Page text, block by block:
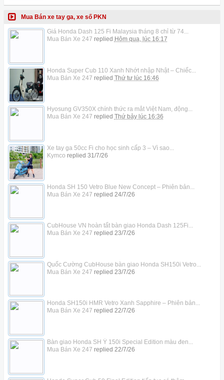
Mua Bán xe tay ga, xe số PKN
Giá Honda Dash 125 Fi Malaysia tháng 8 chỉ từ 74...
Mua Bán Xe 247 replied Hôm qua, lúc 16:17
Honda Super Cub 110 Xanh Nhớt nhập Nhật – Chiếc...
Mua Bán Xe 247 replied Thứ tư lúc 16:46
Hyosung GV350X chính thức ra mắt Việt Nam, động...
Mua Bán Xe 247 replied Thứ bảy lúc 16:36
Xe tay ga 50cc Fi cho học sinh cấp 3 – Vì sao...
Kymco replied 31/7/26
Honda SH 150 Vetro Blue New Concept – Phiên bản...
Mua Bán Xe 247 replied 24/7/26
CubHouse VN hoàn tất bàn giao Honda Dash 125Fi...
Mua Bán Xe 247 replied 23/7/26
Quốc Cường CubHouse bàn giao Honda SH150i Vetro...
Mua Bán Xe 247 replied 23/7/26
Honda SH150i HMR Vetro Xanh Sapphire – Phiên bản...
Mua Bán Xe 247 replied 22/7/26
Bàn giao Honda SH Ý 150i Special Edition màu đen...
Mua Bán Xe 247 replied 22/7/26